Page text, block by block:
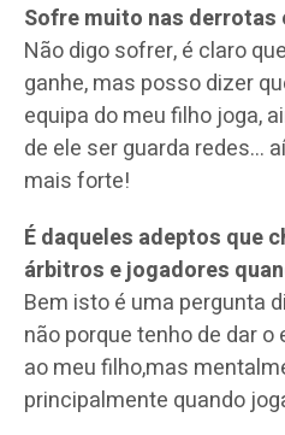
Sofre muito nas
Não digo sofrer, é claro
ganhe, mas posso dizer
equipa do meu filho joga,
de ele ser guarda redes…
mais forte!
É daqueles adeptos que
árbitros e jogadores
Bem isto é uma pergunta
não porque tenho de dar
ao meu filho,mas
principalmente quando